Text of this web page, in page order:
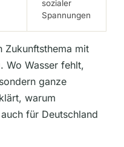
sozialer
Spannungen
Zukunftsthema mit
Wo Wasser fehlt,
ganze
warum
für Deutschland